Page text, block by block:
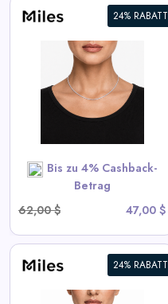
24% RABATT
Bis zu 4% Cashback-
Betrag
62,00 $
47,00 $
6mm Iced CZ Tennis Chain
Halskette
View All Miles Deals
SHOP NOW
24% RABATT